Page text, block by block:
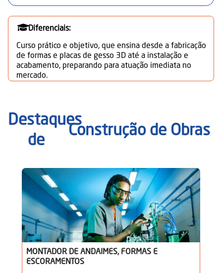
Diferenciais:
Curso prático e objetivo, que ensina desde a fabricação
de formas e placas de gesso 3D até a instalação e
acabamento, preparando para atuação imediata no
mercado.
Destaques
de
Construção de Obras
MONTADOR DE ANDAIMES, FORMAS E
ESCORAMENTOS